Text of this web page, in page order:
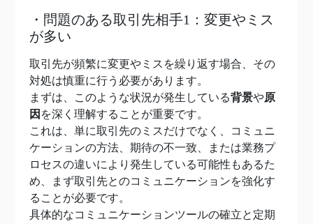
・問題のある取引先相手1：変更やミス
が多い
取引先が頻繁に変更やミスを繰り返す場合、その
対処は慎重に行う必要があります。
まずは、このような状況が発生している背景や原
因 を深く理解することが重要です。
これは、単に取引先のミスだけでなく、コミュニ
ケーションの方法、期待の不一致、または業務プ
ロセスの違いにより発生している可能性もあるた
め、まず取引先とのコミュニケーションを強化す
ることが必要です。
具体的なコミュニケーションツールの確立と定期